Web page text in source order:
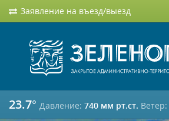
Заявление на въезд/выезд
23.7° Давление: 740 мм рт.ст. Ветер: